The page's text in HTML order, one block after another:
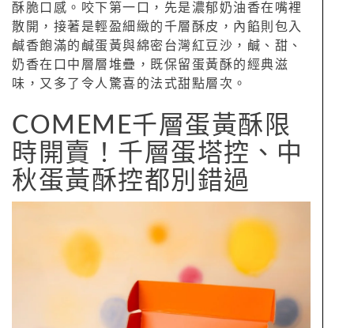
酥脆口感。咬下第一口，先是濃郁奶油香在嘴裡
散開，接著是輕盈細緻的千層酥皮，內餡則包入
鹹香飽滿的鹹蛋黃與綿密台灣紅豆沙，鹹、甜、
奶香在口中層層堆疊，既保留蛋黃酥的經典滋
味，又多了令人驚喜的法式甜點層次。
COMEME千層蛋黃酥限
時開賣！千層蛋塔控、中
秋蛋黃酥控都別錯過